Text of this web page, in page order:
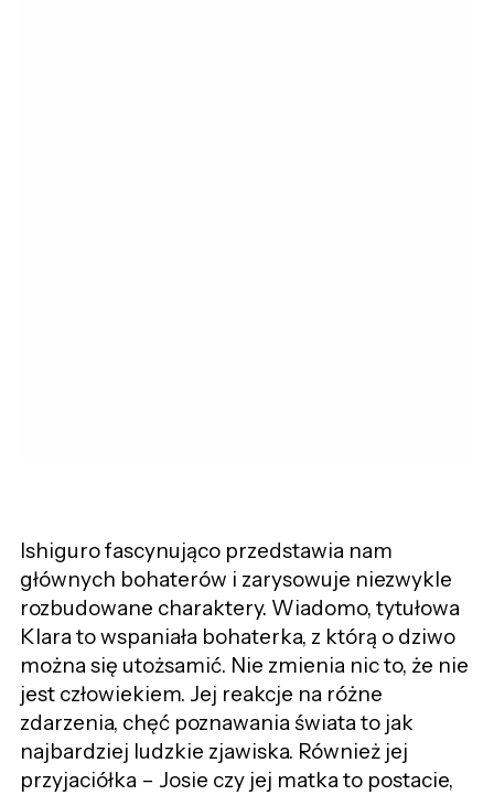
Ishiguro fascynująco przedstawia nam
głównych bohaterów i zarysowuje niezwykle
rozbudowane charaktery. Wiadomo, tytułowa
Klara to wspaniała bohaterka, z którą o dziwo
można się utożsamić. Nie zmienia nic to, że nie
jest człowiekiem. Jej reakcje na różne
zdarzenia, chęć poznawania świata to jak
najbardziej ludzkie zjawiska. Również jej
przyjaciółka – Josie czy jej matka to postacie,